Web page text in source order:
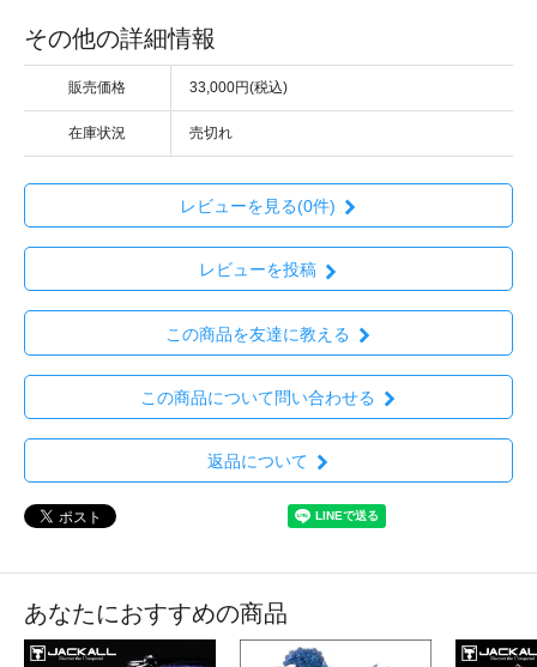
その他の詳細情報
販売価格 33,000円(税込)
在庫状況 売切れ
レビューを見る(0件)
レビューを投稿
この商品を友達に教える
この商品について問い合わせる
返品について
あなたにおすすめの商品